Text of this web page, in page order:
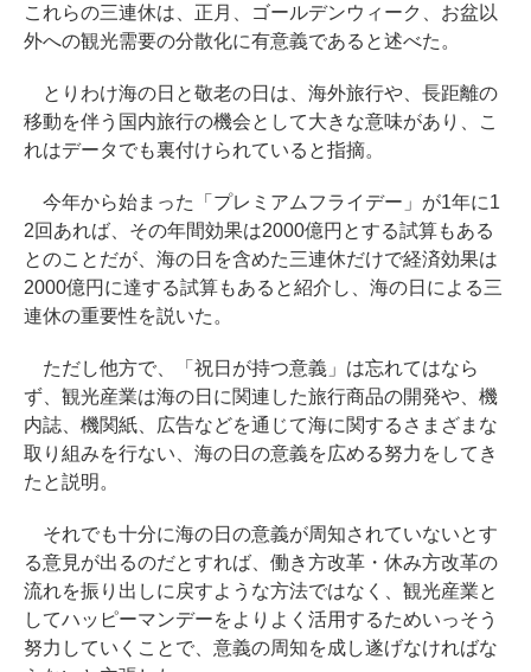
これらの三連休は、正月、ゴールデンウィーク、お盆以
外への観光需要の分散化に有意義であると述べた。
とりわけ海の日と敬老の日は、海外旅行や、長距離の
移動を伴う国内旅行の機会として大きな意味があり、こ
れはデータでも裏付けられていると指摘。
今年から始まった「プレミアムフライデー」が1年に1
2回あれば、その年間効果は2000億円とする試算もある
とのことだが、海の日を含めた三連休だけで経済効果は
2000億円に達する試算もあると紹介し、海の日による三
連休の重要性を説いた。
ただし他方で、「祝日が持つ意義」は忘れてはなら
ず、観光産業は海の日に関連した旅行商品の開発や、機
内誌、機関紙、広告などを通じて海に関するさまざまな
取り組みを行ない、海の日の意義を広める努力をしてき
たと説明。
それでも十分に海の日の意義が周知されていないとす
る意見が出るのだとすれば、働き方改革・休み方改革の
流れを振り出しに戻すような方法ではなく、観光産業と
してハッピーマンデーをよりよく活用するためいっそう
努力していくことで、意義の周知を成し遂げなければな